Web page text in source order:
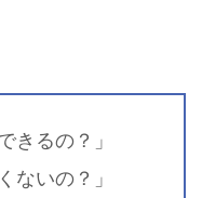
きるの？」
ないの？」